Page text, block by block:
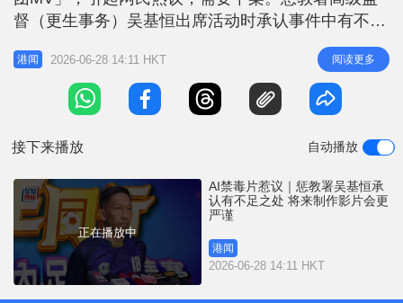
n
督（更生事务）吴基恒出席活动时承认事件中有不足
之处，会作出检讨，将来制作影片时会更严谨，希望
做得更好。 由多媒体制作部门负责 不涉及额外公帑
有关禁毒短片以AI技术制成，吴基恒说，短片由惩教
署的多媒体制作部门负责，创作的原意希望透过年轻
港闻 2026-06-28 14:11 HKT 阅读更多
接下来播放 自动播放
正在播放中
AI禁毒片惹议｜惩教署吴基恒承
认有不足之处 将来制作影片会更
严谨
港闻
2026-06-28 14:11 HKT